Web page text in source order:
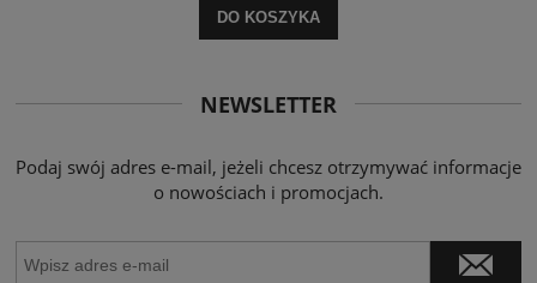
DO KOSZYKA
NEWSLETTER
Podaj swój adres e-mail, jeżeli chcesz otrzymywać informacje
o nowościach i promocjach.